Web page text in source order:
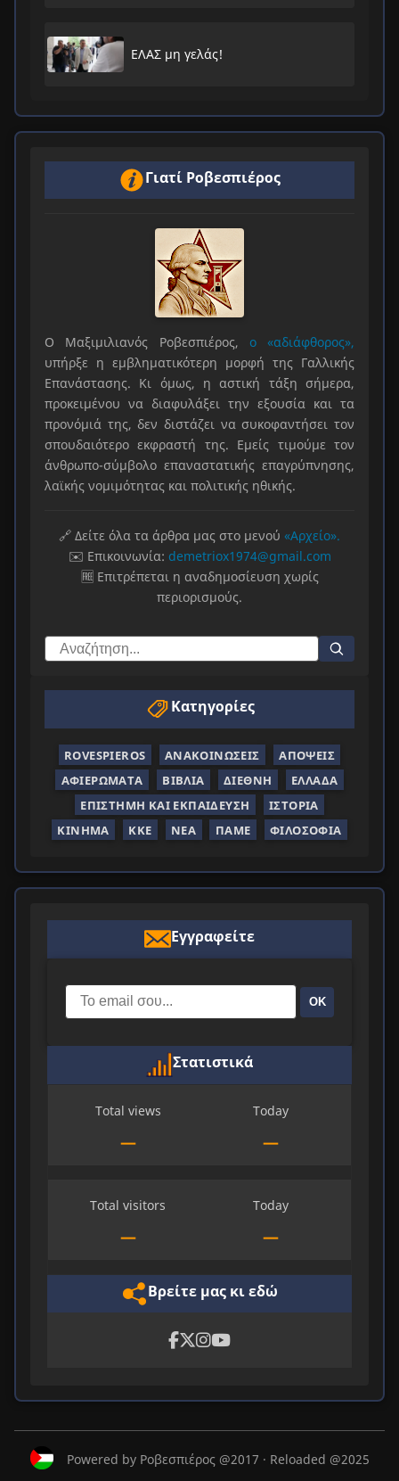
ΕΛΑΣ μη γελάς!
Γιατί Ροβεσπιέρος
Ο Μαξιμιλιανός Ροβεσπιέρος, ο «αδιάφθορος»,
υπήρξε η εμβληματικότερη μορφή της Γαλλικής
Επανάστασης. Κι όμως, η αστική τάξη σήμερα,
προκειμένου να διαφυλάξει την εξουσία και τα
προνόμιά της, δεν διστάζει να συκοφαντήσει τον
σπουδαιότερο εκφραστή της. Εμείς τιμούμε τον
άνθρωπο-σύμβολο επαναστατικής επαγρύπνησης,
λαϊκής νομιμότητας και πολιτικής ηθικής.
🔗 Δείτε όλα τα άρθρα μας στο μενού «Αρχείο».
✉️ Επικοινωνία: demetriox1974@gmail.com
🆓 Επιτρέπεται η αναδημοσίευση χωρίς
περιορισμούς.
Κατηγορίες
ROVESPIEROS ΑΝΑΚΟΙΝΏΣΕΙΣ
ΑΠΌΨΕΙΣ
ΑΦΙΕΡΏΜΑΤΑ
ΒΙΒΛΊΑ ΔΙΕΘΝΉ
ΕΛΛΆΔΑ
ΕΠΙΣΤΉΜΗ ΚΑΙ ΕΚΠΑΊΔΕΥΣΗ
ΙΣΤΟΡΊΑ
ΚΊΝΗΜΑ
ΚΚΕ ΝΈΑ ΠΑΜΕ ΦΙΛΟΣΟΦΊΑ
Εγγραφείτε
ΟΚ
Στατιστικά
Total views
—
Today
—
Total visitors
—
Today
—
Βρείτε μας κι εδώ
Powered by Ροβεσπιέρος @2017 · Reloaded @2025